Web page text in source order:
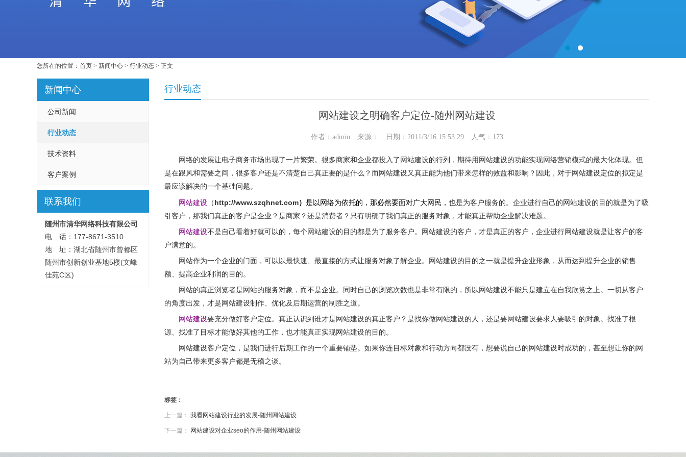
您所在的位置： 首页 > 新闻中心 > 行业动态 > 正文
新闻中心
公司新闻
行业动态
技术资料
客户案例
联系我们
随州市清华网络科技有限公司
电 话：177-8671-3510
地 址：湖北省随州市曾都区
随州市创新创业基地5楼(文峰
佳苑C区)
行业动态
网站建设之明确客户定位-随州网站建设
作者：admin 来源： 日期：2011/3/16 15:53:29 人气： 173
网络的发展让电子商务市场出现了一片繁荣。很多商家和企业都投入了网站建设的行列，期待用网站建设的功能实现网络营销模式的最大化体现。但
是在跟风和需要之间，很多客户还是不清楚自己真正要的是什么？而网站建设又真正能为他们带来怎样的效益和影响？因此，对于网站建设定位的拟定是
最应该解决的一个基础问题。
网站建设 （ http://www.szqhnet.com） 是以网络为依托的，那必然要面对广大网民，也是为客户服务的。企业进行自己的网站建设的目的就是为了吸
引客户，那我们真正的客户是企业？是商家？还是消费者？只有明确了我们真正的服务对象，才能真正帮助企业解决难题。
网站建设不是自己看着好就可以的，每个网站建设的目的都是为了服务客户。网站建设的客户，才是真正的客户，企业进行网站建设就是让客户的客
户满意的。
网站作为一个企业的门面，可以以最快速、最直接的方式让服务对象了解企业。网站建设的目的之一就是提升企业形象，从而达到提升企业的销售
额、提高企业利润的目的。
网站的真正浏览者是网站的服务对象，而不是企业。同时自己的浏览次数也是非常有限的，所以网站建设不能只是建立在自我欣赏之上。一切从客户
的角度出发，才是网站建设制作、优化及后期运营的制胜之道。
网站建设要充分做好客户定位。真正认识到谁才是网站建设的真正客户？是找你做网站建设的人，还是要网站建设要求人要吸引的对象。找准了根
源、找准了目标才能做好其他的工作，也才能真正实现网站建设的目的。
网站建设客户定位，是我们进行后期工作的一个重要铺垫。如果你连目标对象和行动方向都没有，想要说自己的网站建设时成功的，甚至想让你的网
站为自己带来更多客户都是无稽之谈。
标签：
上一篇： 我看网站建设行业的发展-随州网站建设
下一篇： 网站建设对企业seo的作用-随州网站建设